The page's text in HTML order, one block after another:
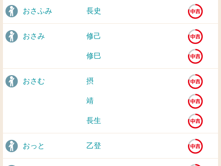
おさふみ 長史
おさみ 修己
修巳
おさむ 摂
靖
長生
おっと 乙登